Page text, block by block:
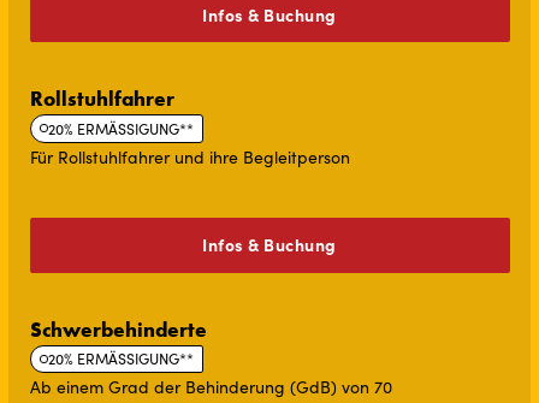
Infos & Buchung
Rollstuhlfahrer
20% ERMÄSSIGUNG**
Für Rollstuhlfahrer und ihre Begleitperson
Infos & Buchung
Schwerbehinderte
20% ERMÄSSIGUNG**
Ab einem Grad der Behinderung (GdB) von 70